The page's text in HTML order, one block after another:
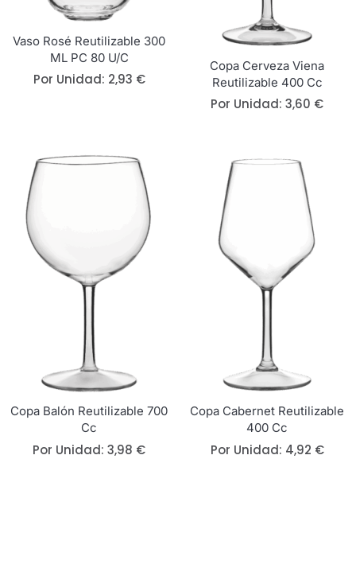
Vaso Rosé Reutilizable 300
ML PC 80 U/c
Por Unidad: 2,93 €
Copa Cerveza Viena
Reutilizable 400 Cc
Por Unidad: 3,60 €
Copa Balón Reutilizable 700
Cc
Por Unidad: 3,98 €
Copa Cabernet Reutilizable
400 Cc
Por Unidad: 4,92 €